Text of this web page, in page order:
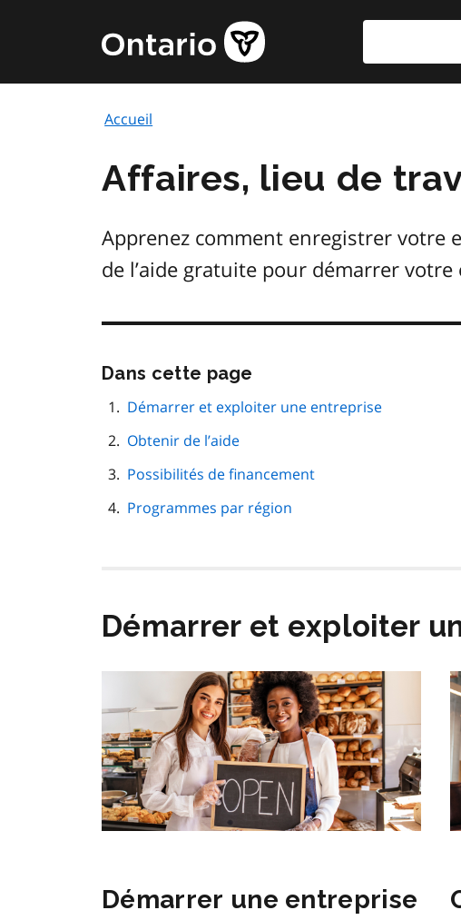
principal
Page
d'accueil
de
Accueil
Affaires, lieu de
Apprenez comment enregistrer votre
de l’aide gratuite pour démarrer
Dans cette page
navigation
Démarrer et exploiter une entreprise
Obtenir de l’aide
Possibilités de financement
Programmes par région
Démarrer et exploiter
Démarrer une entreprise